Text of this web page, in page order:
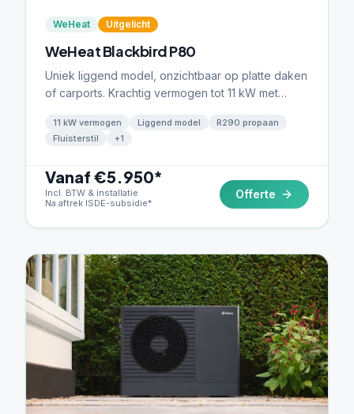
WeHeat Uitgelicht
WeHeat Blackbird P80
Uniek liggend model, onzichtbaar op platte daken
of carports. Krachtig vermogen tot 11 kW met
11 kW vermogen Liggend model
R290 propaan
Fluisterstil
+1
Vanaf €5.950*
Incl. BTW & installatie
Na aftrek ISDE-subsidie*
Offerte